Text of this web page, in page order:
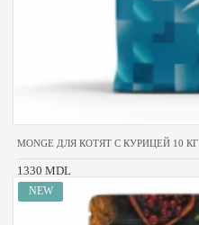
MONGE ДЛЯ КОТЯТ С КУРИЦЕЙ 10 КГ
1330 MDL